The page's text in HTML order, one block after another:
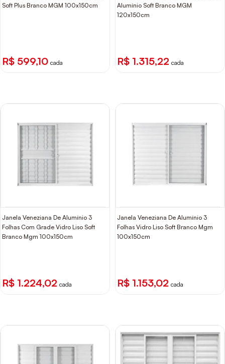
Soft Plus Branco MGM 100x150cm
R$ 599,10 cada
Alumínio Soft Branco MGM
120x150cm
R$ 1.315,22 cada
Janela Veneziana De Alumínio 3
Folhas Com Grade Vidro Liso Soft
Branco Mgm 100x150cm
R$ 1.224,02 cada
Janela Veneziana De Alumínio 3
Folhas Vidro Liso Soft Branco Mgm
100x150cm
R$ 1.153,02 cada